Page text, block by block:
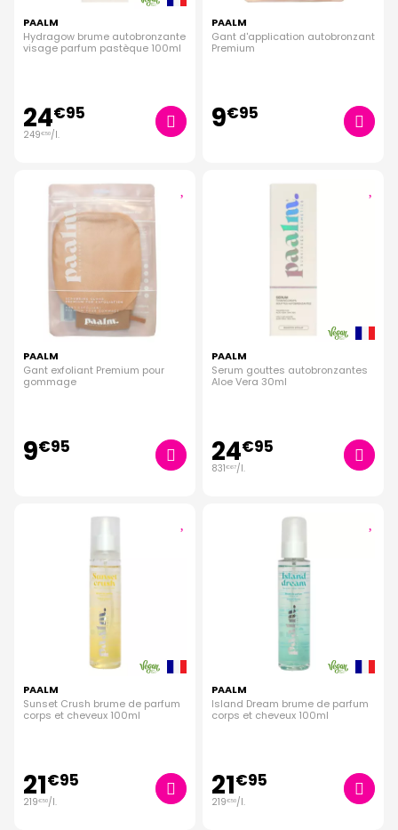
PAALM
Hydragow brume autobronzante
visage parfum pastèque 100ml
24€95
249€50/l.
PAALM
Gant d'application autobronzant
Premium
9€95
PAALM
Gant exfoliant Premium pour
gommage
9€95
PAALM
Serum gouttes autobronzantes
Aloe Vera 30ml
24€95
831€67/l.
PAALM
Sunset Crush brume de parfum
corps et cheveux 100ml
21€95
219€50/l.
PAALM
Island Dream brume de parfum
corps et cheveux 100ml
21€95
219€50/l.